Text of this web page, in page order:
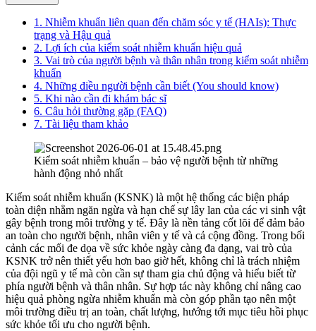
1. Nhiễm khuẩn liên quan đến chăm sóc y tế (HAIs): Thực
trạng và Hậu quả
2. Lợi ích của kiểm soát nhiễm khuẩn hiệu quả
3. Vai trò của người bệnh và thân nhân trong kiểm soát nhiễm
khuẩn
4. Những điều người bệnh cần biết (You should know)
5. Khi nào cần đi khám bác sĩ
6. Câu hỏi thường gặp (FAQ)
7. Tài liệu tham khảo
Kiểm soát nhiễm khuẩn – bảo vệ người bệnh từ những
hành động nhỏ nhất
Kiểm soát nhiễm khuẩn (KSNK) là một hệ thống các biện pháp
toàn diện nhằm ngăn ngừa và hạn chế sự lây lan của các vi sinh vật
gây bệnh trong môi trường y tế. Đây là nền tảng cốt lõi để đảm bảo
an toàn cho người bệnh, nhân viên y tế và cả cộng đồng. Trong bối
cảnh các mối đe dọa về sức khỏe ngày càng đa dạng, vai trò của
KSNK trở nên thiết yếu hơn bao giờ hết, không chỉ là trách nhiệm
của đội ngũ y tế mà còn cần sự tham gia chủ động và hiểu biết từ
phía người bệnh và thân nhân. Sự hợp tác này không chỉ nâng cao
hiệu quả phòng ngừa nhiễm khuẩn mà còn góp phần tạo nên một
môi trường điều trị an toàn, chất lượng, hướng tới mục tiêu hồi phục
sức khỏe tối ưu cho người bệnh.